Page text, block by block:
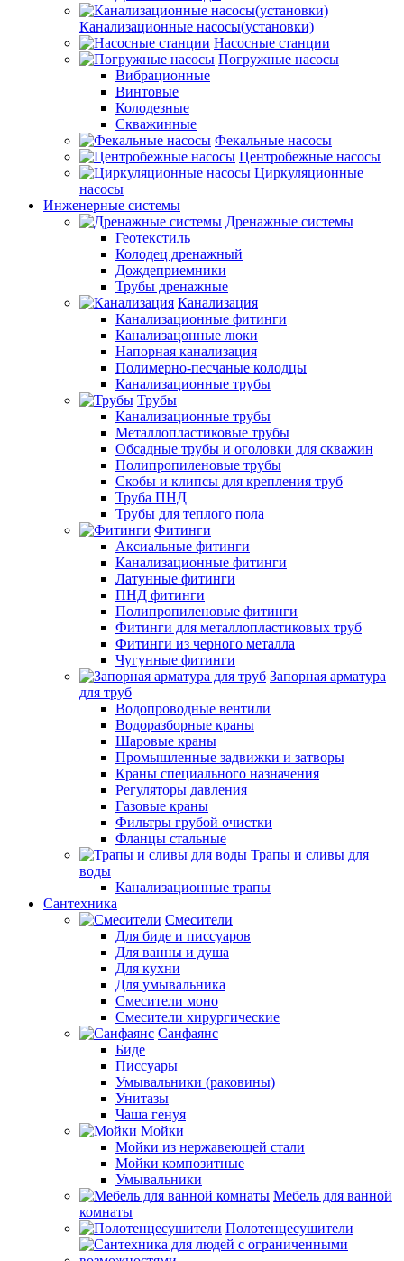
Канализационные насосы(установки)
Насосные станции
Погружные насосы
Вибрационные
Винтовые
Колодезные
Скважинные
Фекальные насосы
Центробежные насосы
Циркуляционные
насосы
Инженерные системы
Дренажные системы
Геотекстиль
Колодец дренажный
Дождеприемники
Трубы дренажные
Канализация
Канализационные фитинги
Канализацонные люки
Напорная канализация
Полимерно-песчаные колодцы
Канализационные трубы
Трубы
Канализационные трубы
Металлопластиковые трубы
Обсадные трубы и оголовки для скважин
Полипропиленовые трубы
Скобы и клипсы для крепления труб
Труба ПНД
Трубы для теплого пола
Фитинги
Аксиальные фитинги
Канализационные фитинги
Латунные фитинги
ПНД фитинги
Полипропиленовые фитинги
Фитинги для металлопластиковых труб
Фитинги из черного металла
Чугунные фитинги
Запорная арматура
для труб
Водопроводные вентили
Водоразборные краны
Шаровые краны
Промышленные задвижки и затворы
Краны специального назначения
Регуляторы давления
Газовые краны
Фильтры грубой очистки
Фланцы стальные
Трапы и сливы для
воды
Канализационные трапы
Сантехника
Смесители
Для биде и писсуаров
Для ванны и душа
Для кухни
Для умывальника
Смесители моно
Смесители хирургические
Санфаянс
Биде
Писсуары
Умывальники (раковины)
Унитазы
Чаша генуя
Мойки
Мойки из нержавеющей стали
Мойки композитные
Умывальники
Мебель для ванной
комнаты
Полотенцесушители